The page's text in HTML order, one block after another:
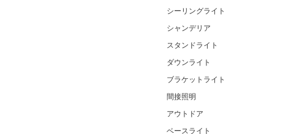
シーリングライト
シャンデリア
スタンドライト
ダウンライト
ブラケットライト
間接照明
アウトドア
ベースライト